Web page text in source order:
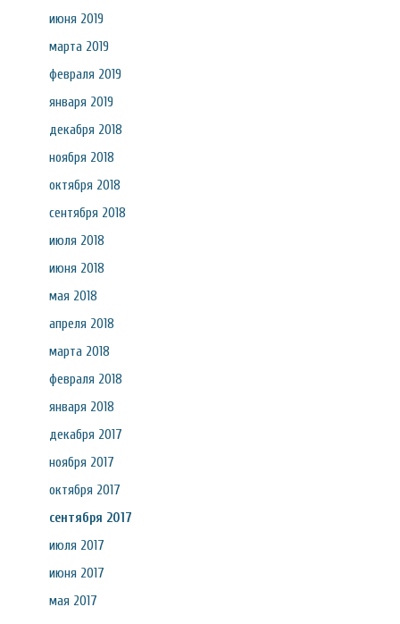
июня 2019
марта 2019
февраля 2019
января 2019
декабря 2018
ноября 2018
октября 2018
сентября 2018
июля 2018
июня 2018
мая 2018
апреля 2018
марта 2018
февраля 2018
января 2018
декабря 2017
ноября 2017
октября 2017
сентября 2017
июля 2017
июня 2017
мая 2017